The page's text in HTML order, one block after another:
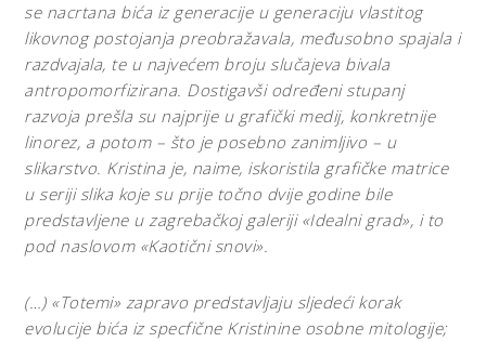
se nacrtana bića iz generacije u generaciju vlastitog
likovnog postojanja preobražavala, međusobno spajala i
razdvajala, te u najvećem broju slučajeva bivala
antropomorfizirana. Dostigavši određeni stupanj
razvoja prešla su najprije u grafički medij, konkretnije
linorez, a potom – što je posebno zanimljivo – u
slikarstvo. Kristina je, naime, iskoristila grafičke matrice
u seriji slika koje su prije točno dvije godine bile
predstavljene u zagrebačkoj galeriji «Idealni grad», i to
pod naslovom «Kaotični snovi».
(…) «Totemi» zapravo predstavljaju sljedeći korak
evolucije bića iz specfične Kristinine osobne mitologije;